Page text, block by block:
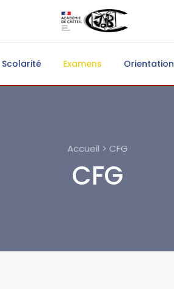
Scolarité Examens Orientation
Accueil > CFG
CFG